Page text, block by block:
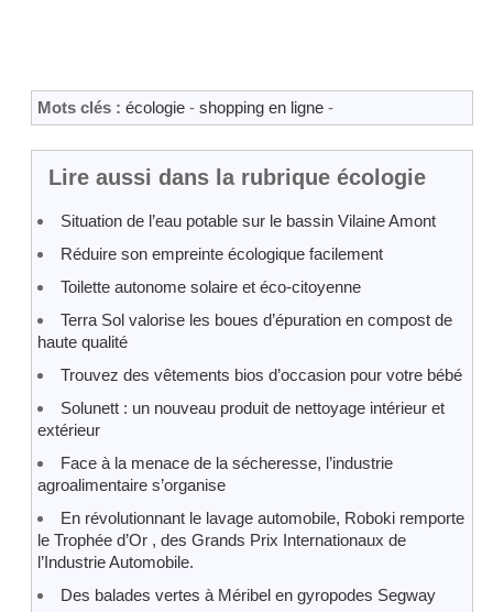
Mots clés : écologie - shopping en ligne -
Lire aussi dans la rubrique écologie
Situation de l’eau potable sur le bassin Vilaine Amont
Réduire son empreinte écologique facilement
Toilette autonome solaire et éco-citoyenne
Terra Sol valorise les boues d’épuration en compost de
haute qualité
Trouvez des vêtements bios d’occasion pour votre bébé
Solunett : un nouveau produit de nettoyage intérieur et
extérieur
Face à la menace de la sécheresse, l’industrie
agroalimentaire s’organise
En révolutionnant le lavage automobile, Roboki remporte
le Trophée d’Or , des Grands Prix Internationaux de
l’Industrie Automobile.
Des balades vertes à Méribel en gyropodes Segway